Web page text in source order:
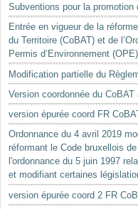
Subventions pour la promotion
Entrée en vigueur de la
du Territoire (CoBAT) et de
Permis d’Environnement
Modification partielle du
Version coordonnée du
version épurée coord FR
Ordonnance du 4 avril 2019
réformant le Code bruxellois
l'ordonnance du 5 juin 1997
et modifiant certaines
version épurée coord 2 FR